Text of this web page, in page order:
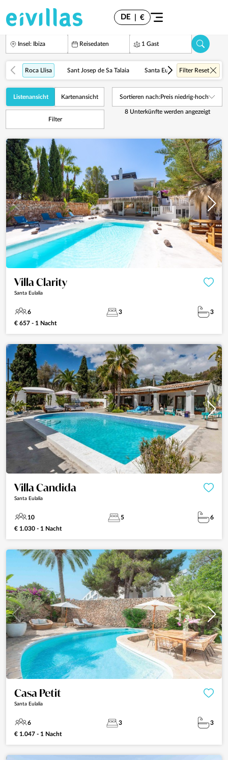
DE €
Insel: Ibiza Reisedaten 1 Gast
Roca Llisa Sant Josep de Sa Talaia Santa Eulalia del Río Cala
Filter Reset
Listenansicht Kartenansicht
Filter
8Unterkünfte werden angezeigt
Sortieren nach:Preis niedrig-hoch
Villa Clarity
Santa Eulalia
6 3
3
€ 657 - 1 Nacht
Villa Candida
Santa Eulalia
10 5
6
€ 1.030 - 1 Nacht
Casa Petit
Santa Eulalia
6 3
3
€ 1.047 - 1 Nacht